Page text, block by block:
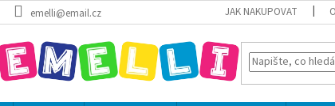
emelli@email.cz JAK NAKUPOVAT